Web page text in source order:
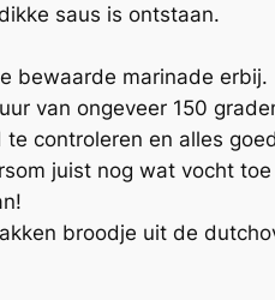
saus is ontstaan.
bewaarde marinade erbij.
van ongeveer 150
controleren en alles
juist nog wat vocht
broodje uit de